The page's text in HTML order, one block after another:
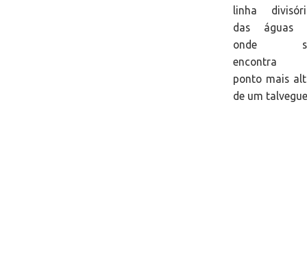
linha
das águas
onde
encontra
ponto mais
de um